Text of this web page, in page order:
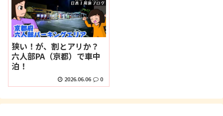
狭い！が、割とアリか？
六人部PA（京都）で車中
泊！
2026.06.06 0